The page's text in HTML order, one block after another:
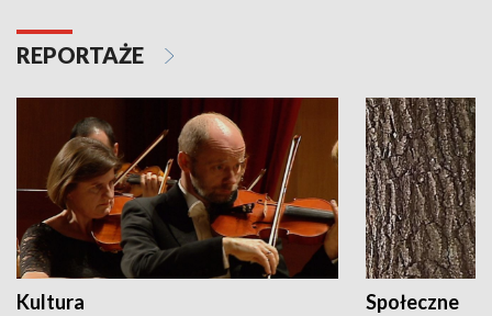
REPORTAŻE
Kultura Społeczne